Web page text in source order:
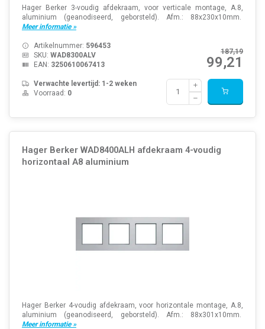
Hager Berker 3-voudig afdekraam, voor verticale montage, A.8,
aluminium (geanodiseerd, geborsteld). Afm.: 88x230x10mm.
Meer informatie »
187,19
99,21
Artikelnummer: 596453
SKU: WAD8300ALV
EAN: 3250610067413
Verwachte levertijd: 1-2 weken
Voorraad: 0
Hager Berker WAD8400ALH afdekraam 4-voudig
horizontaal A8 aluminium
Hager Berker 4-voudig afdekraam, voor horizontale montage, A.8,
aluminium (geanodiseerd, geborsteld). Afm.: 88x301x10mm.
Meer informatie »